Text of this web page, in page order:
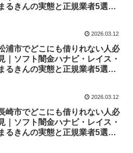
るきんの実態と正規業者5選
2026.03.12
浦市でどこにも借りれない人必
｜ソフト闇金ハナビ・レイス・
るきんの実態と正規業者5選
2026.03.12
崎市でどこにも借りれない人必
｜ソフト闇金ハナビ・レイス・
るきんの実態と正規業者5選